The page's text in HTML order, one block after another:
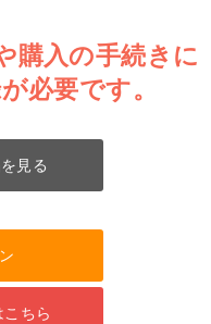
購入の手続きに
必要です。
見る
ちら